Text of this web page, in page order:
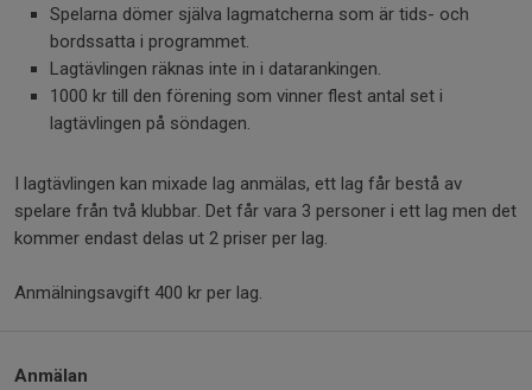
Spelarna dömer själva lagmatcherna som är tids- och
bordssatta i programmet.
Lagtävlingen räknas inte in i datarankingen.
1000 kr till den förening som vinner flest antal set i
lagtävlingen på söndagen.
I lagtävlingen kan mixade lag anmälas, ett lag får bestå av
spelare från två klubbar. Det får vara 3 personer i ett lag men det
kommer endast delas ut 2 priser per lag.
Anmälningsavgift 400 kr per lag.
Anmälan